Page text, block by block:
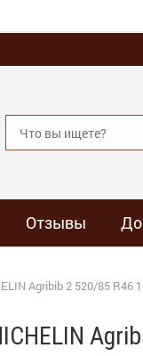
Отзывы
Agribib 2 520/85 R46